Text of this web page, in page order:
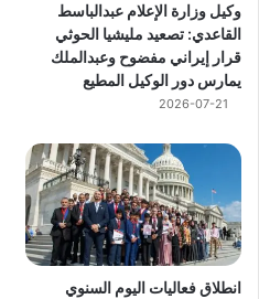
وكيل وزارة الإعلام عبدالباسط
القاعدي: تصعيد مليشيا الحوثي
قرار إيراني مفضوح وعبدالملك
يمارس دور الوكيل المطيع
2026-07-21
انطلاق فعاليات اليوم السنوي